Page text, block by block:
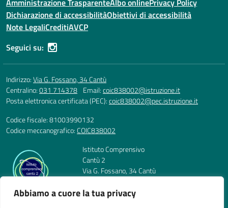
Abbiamo a cuore la tua privacy
Amministrazione TrasparenteAlbo onlinePrivacy Policy
Dichiarazione di accessibilitàObiettivi di accessibilità
Note LegaliCreditiAVCP
Seguici su:
Indirizzo:Via G. Fossano, 34 Cantù
Centralino:031 714378 Email:coic838002@istruzione.it
Posta elettronica certificata (PEC):coic838002@pec.istruzione.it
Codice fiscale: 81003990132
Codice meccanografico:COIC838002
Istituto Comprensivo
Cantù 2
Via G. Fossano, 34 Cantù
E-mail: coic838002@istruzione.it